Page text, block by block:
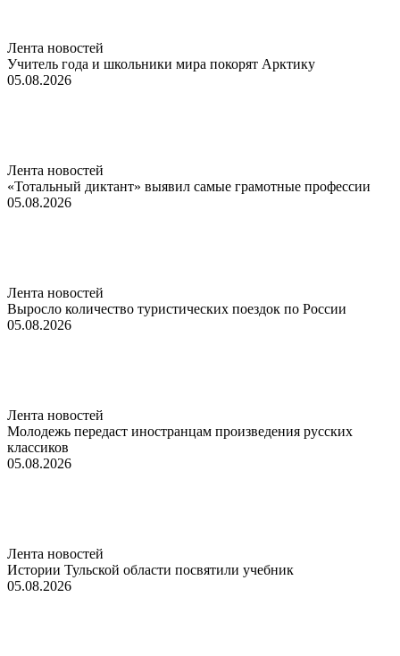
Лента новостей
Учитель года и школьники мира покорят Арктику
05.08.2026
Лента новостей
«Тотальный диктант» выявил самые грамотные профессии
05.08.2026
Лента новостей
Выросло количество туристических поездок по России
05.08.2026
Лента новостей
Молодежь передаст иностранцам произведения русских
классиков
05.08.2026
Лента новостей
Истории Тульской области посвятили учебник
05.08.2026